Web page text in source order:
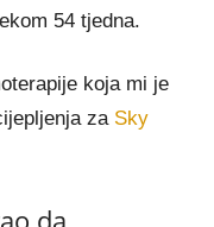
54 tjedna.
koja mi je
za Sky